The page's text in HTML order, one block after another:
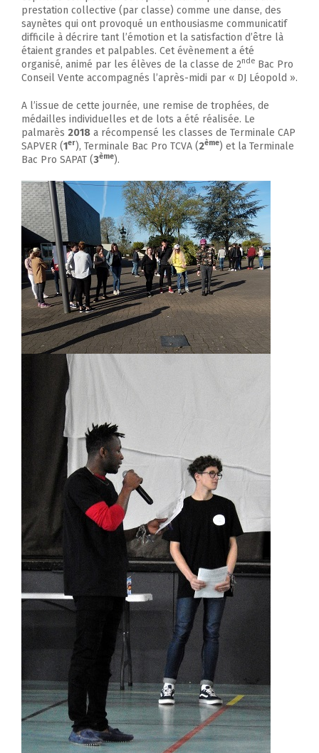
prestation collective (par classe) comme une danse, des
saynètes qui ont provoqué un enthousiasme communicatif
difficile à décrire tant l’émotion et la satisfaction d’être là
étaient grandes et palpables. Cet évènement a été
organisé, animé par les élèves de la classe de 2nde Bac Pro
Conseil Vente accompagnés l’après-midi par « DJ Léopold ».
A l’issue de cette journée, une remise de trophées, de
médailles individuelles et de lots a été réalisée. Le
palmarès 2018 a récompensé les classes de Terminale CAP
SAPVER (1er), Terminale Bac Pro TCVA (2ème) et la Terminale
Bac Pro SAPAT (3ème).